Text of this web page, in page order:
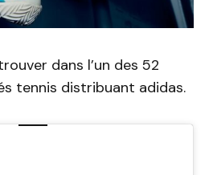
dans l’un des 52
tennis distribuant adidas.